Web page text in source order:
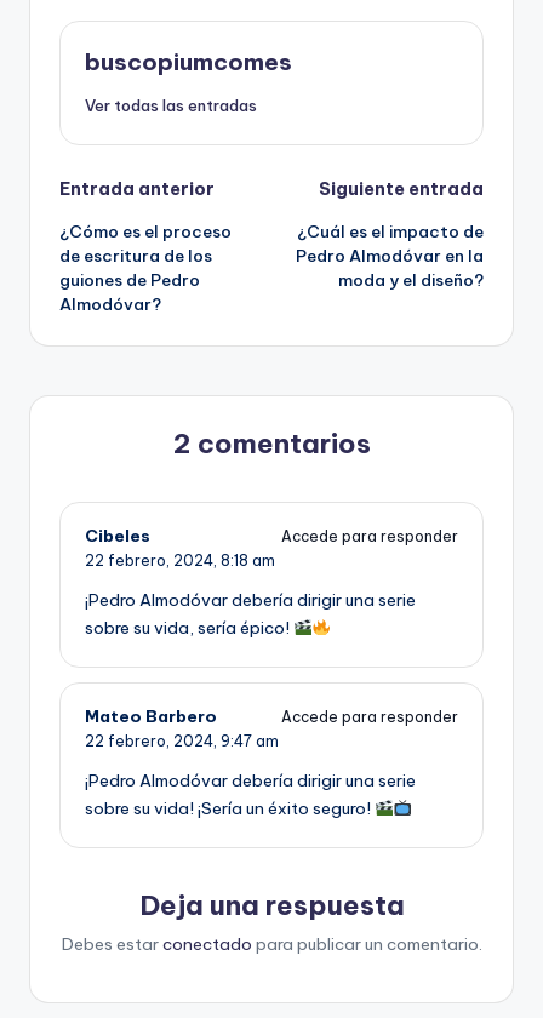
buscopiumcomes
Ver todas las entradas
Navegación
de
entradas
Entrada anterior
¿Cómo es el proceso
de escritura de los
guiones de Pedro
Almodóvar?
Siguiente entrada
¿Cuál es el impacto de
Pedro Almodóvar en la
moda y el diseño?
2 comentarios
Cibeles
Accede para responder
22 febrero, 2024, 8:18 am
¡Pedro Almodóvar debería dirigir una serie
sobre su vida, sería épico!
Mateo Barbero
Accede para responder
22 febrero, 2024, 9:47 am
¡Pedro Almodóvar debería dirigir una serie
sobre su vida! ¡Sería un éxito seguro!
Deja una respuesta
Debes estarconectado para publicar un comentario.